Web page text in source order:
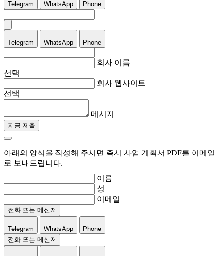
Telegram WhatsApp Phone
Telegram WhatsApp Phone
회사 이름
선택
회사 웹사이트
선택
메시지
지금 제출
아래의 양식을 작성해 주시면 즉시 사업 계획서 PDF를 이메일
로 보내드립니다.
이름
성
이메일
전화 또는 메신저
Telegram WhatsApp
Phone
전화 또는 메신저